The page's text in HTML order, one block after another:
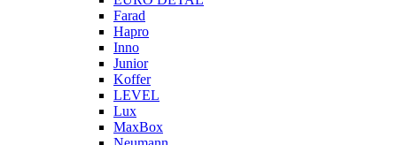
Farad
Hapro
Inno
Junior
Koffer
LEVEL
Lux
MaxBox